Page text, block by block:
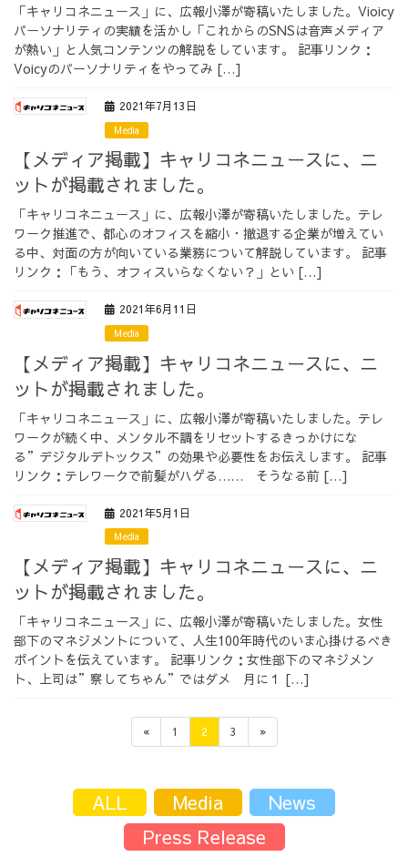
「キャリコネニュース」に、広報小澤が寄稿いたしました。Vioicy
パーソナリティの実績を活かし「これからのSNSは音声メディア
が熱い」と人気コンテンツの解説をしています。 記事リンク：
Voicyのパーソナリティをやってみ […]
2021年7月13日
Media
【メディア掲載】キャリコネニュースに、ニ
ットが掲載されました。
「キャリコネニュース」に、広報小澤が寄稿いたしました。テレ
ワーク推進で、都心のオフィスを縮小・撤退する企業が増えてい
る中、対面の方が向いている業務について解説しています。 記事
リンク：「もう、オフィスいらなくない？」とい […]
2021年6月11日
Media
【メディア掲載】キャリコネニュースに、ニ
ットが掲載されました。
「キャリコネニュース」に、広報小澤が寄稿いたしました。テレ
ワークが続く中、メンタル不調をリセットするきっかけにな
る”デジタルデトックス”の効果や必要性をお伝えします。 記事
リンク：テレワークで前髪がハゲる…… そうなる前 […]
2021年5月1日
Media
【メディア掲載】キャリコネニュースに、ニ
ットが掲載されました。
「キャリコネニュース」に、広報小澤が寄稿いたしました。女性
部下のマネジメントについて、人生100年時代のいま心掛けるべき
ポイントを伝えています。 記事リンク：女性部下のマネジメン
ト、上司は”察してちゃん”ではダメ 月に１ […]
«
固
定
ジ
1
固
定
ジ
2
固
定
3 »
ALL Media
News
Press Release